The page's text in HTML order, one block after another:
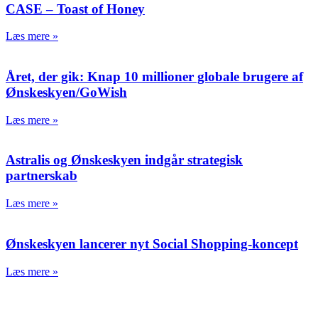
CASE – Toast of Honey
Læs mere »
Året, der gik: Knap 10 millioner globale brugere af
Ønskeskyen/GoWish
Læs mere »
Astralis og Ønskeskyen indgår strategisk
partnerskab
Læs mere »
Ønskeskyen lancerer nyt Social Shopping-koncept
Læs mere »